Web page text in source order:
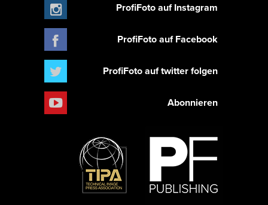
ProfiFoto auf Instagram
ProfiFoto auf Facebook
ProfiFoto auf twitter folgen
Abonnieren